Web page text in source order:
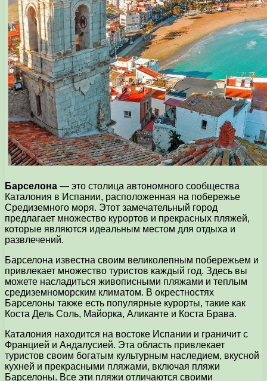
Барселона — это столица автономного сообщества
Каталония в Испании, расположенная на побережье
Средиземного моря. Этот замечательный город
предлагает множество курортов и прекрасных пляжей,
которые являются идеальным местом для отдыха и
развлечений.
Барселона известна своим великолепным побережьем и
привлекает множество туристов каждый год. Здесь вы
можете насладиться живописными пляжами и теплым
средиземноморским климатом. В окрестностях
Барселоны также есть популярные курорты, такие как
Коста Дель Соль, Майорка, Аликанте и Коста Брава.
Каталония находится на востоке Испании и граничит с
Францией и Андалусией. Эта область привлекает
туристов своим богатым культурным наследием, вкусной
кухней и прекрасными пляжами, включая пляжи
Барселоны. Все эти пляжи отличаются своими